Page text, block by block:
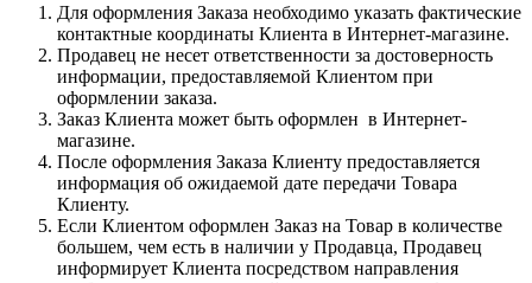
Для оформления Заказа необходимо указать фактические
контактные координаты Клиента в Интернет-магазине.
Продавец не несет ответственности за достоверность
информации, предоставляемой Клиентом при
оформлении заказа.
Заказ Клиента может быть оформлен в Интернет-
магазине.
После оформления Заказа Клиенту предоставляется
информация об ожидаемой дате передачи Товара
Клиенту.
Если Клиентом оформлен Заказ на Товар в количестве
большем, чем есть в наличии у Продавца, Продавец
информирует Клиента посредством направления